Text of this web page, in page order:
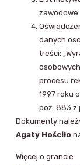
zawodowe.
danych
treści:
procesu
1997 roku
poz. 883 z
Dokumenty
Agaty Hościło
Więcej o grancie: